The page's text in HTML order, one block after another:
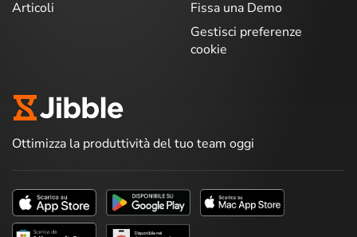
Articoli
Fissa una Demo
Gestisci preferenze
cookie
Ottimizza la produttività del tuo team oggi